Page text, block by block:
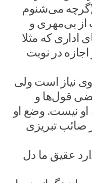
می‌شنوم
از بی‌مهری و
که مثلا
در نوبت
نیاز است ولی
قول‌ها و
نیست. وضع او
صائب تبریزی
عقیق ما دل